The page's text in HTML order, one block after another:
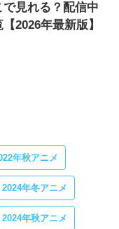
で見れる？配信中
2026年最新版】
年秋アニメ
2024年冬アニメ
2024年秋アニメ